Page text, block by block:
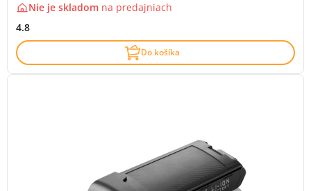
Nie je skladom na predajniach
4.8
Do košíka